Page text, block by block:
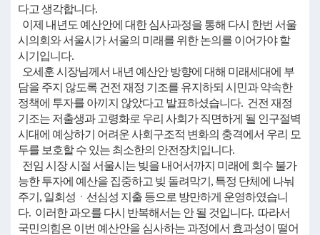
다고 생각합니다.
이제 내년도 예산안에 대한 심사과정을 통해 다시 한번 서울
시의회와 서울시가 서울의 미래를 위한 논의를 이어가야 할
시기입니다.
오세훈 시장님께서 내년 예산안 방향에 대해 미래세대에 부
담을 주지 않도록 건전 재정 기조를 유지하되 시민과 약속한
정책에 투자를 아끼지 않았다고 발표하셨습니다. 건전 재정
기조는 저출생과 고령화로 우리 사회가 직면하게 될 인구절벽
시대에 예상하기 어려운 사회구조적 변화의 충격에서 우리 모
두를 보호할 수 있는 최소한의 안전장치입니다.
전임 시장 시절 서울시는 빚을 내어서까지 미래에 회수 불가
능한 투자에 예산을 집중하고 빚 돌려막기, 특정 단체에 나눠
주기, 일회성ㆍ선심성 지출 등으로 방만하게 운영하였습니
다. 이러한 과오를 다시 반복해서는 안 될 것입니다. 따라서
국민의힘은 이번 예산안을 심사하는 과정에서 효과성이 떨어